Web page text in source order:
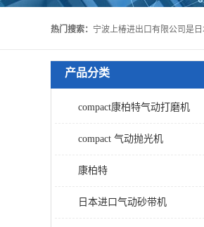
热门搜索：
产品分类
compact康柏特气动打磨机
compact 气动抛光机
康柏特
日本进口气动砂带机